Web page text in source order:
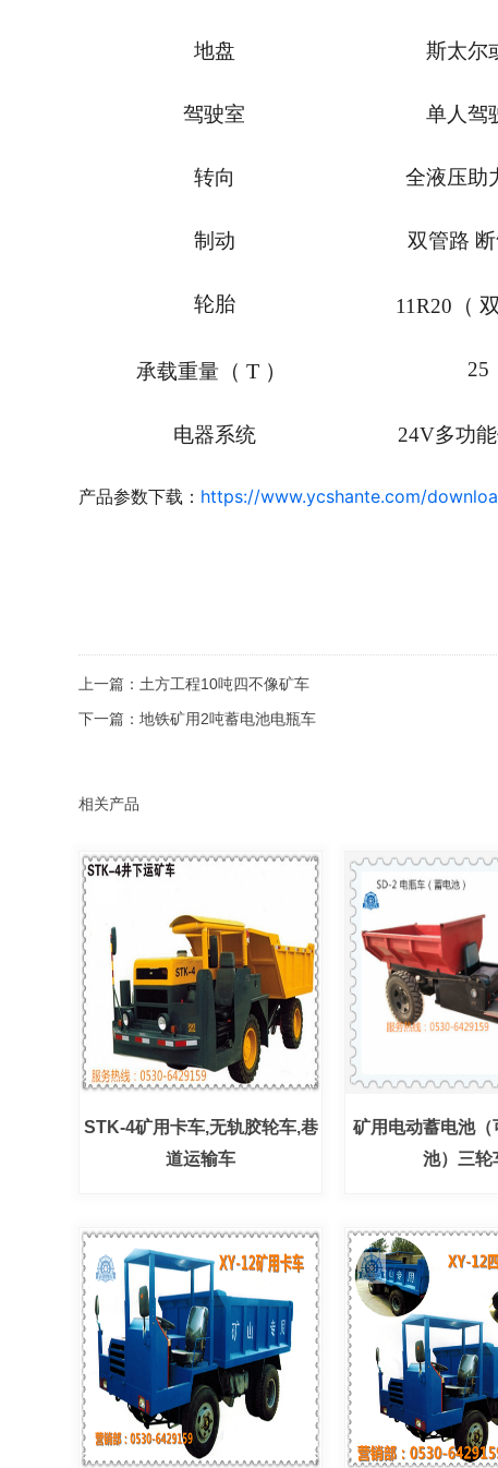
地盘 斯太尔
驾驶室 单人驾
转向 全液压助
制动 双管路
轮胎 11R20 （
承载重量 （ T ） 25
电器系统 24V多功
产品参数下载： https://www.ycshante.com/
上一篇： 土方工程10吨四不像矿车
下一篇： 地铁矿用2吨蓄电池电瓶车
相关产品
STK-4矿用卡车,无轨胶轮车,巷
道运输车
矿用电动蓄电池（
池）三轮